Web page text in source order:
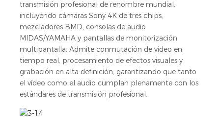
transmisión profesional de renombre mundial,
incluyendo cámaras Sony 4K de tres chips,
mezcladores BMD, consolas de audio
MIDAS/YAMAHA y pantallas de monitorización
multipantalla. Admite conmutación de vídeo en
tiempo real, procesamiento de efectos visuales y
grabación en alta definición, garantizando que tanto
el vídeo como el audio cumplan plenamente con los
estándares de transmisión profesional.